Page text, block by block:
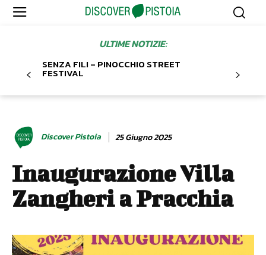
ULTIME NOTIZIE:
SENZA FILI – PINOCCHIO STREET
FESTIVAL
Discover Pistoia 25 Giugno 2025
Inaugurazione Villa
Zangheri a Pracchia